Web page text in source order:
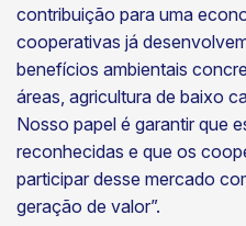
contribuição para uma
cooperativas já
benefícios ambientais
áreas, agricultura de baixo
Nosso papel é garantir que
reconhecidas e que os
participar desse mercado
geração de valor”.